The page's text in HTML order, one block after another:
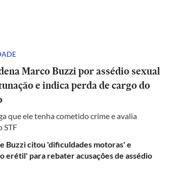
Marco Buzzi por assédio sexual
e indica perda de cargo do
que ele tenha cometido crime e avalia
STF
Buzzi citou 'dificuldades motoras' e
erétil' para rebater acusações de assédio